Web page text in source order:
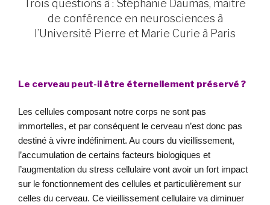
Trois questions à : Stéphanie Daumas, maître
de conférence en neurosciences à
l’Université Pierre et Marie Curie à Paris
Le cerveau peut-il être éternellement préservé ?
Les cellules composant notre corps ne sont pas
immortelles, et par conséquent le cerveau n’est donc pas
destiné à vivre indéfiniment. Au cours du vieillissement,
l’accumulation de certains facteurs biologiques et
l’augmentation du stress cellulaire vont avoir un fort impact
sur le fonctionnement des cellules et particulièrement sur
celles du cerveau. Ce vieillissement cellulaire va diminuer